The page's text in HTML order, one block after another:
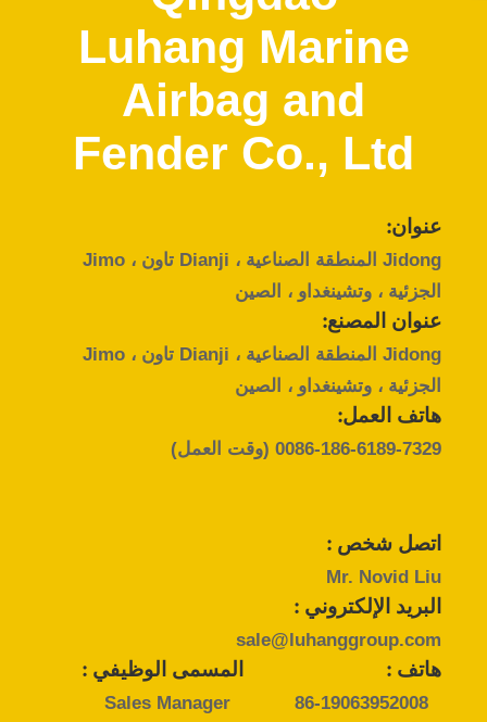
اقتباس
خريطة
الموقع
PRIVACY
POLICY
Luhang Marine
Airbag and
Fender Co., Ltd
عنوان:
Jidong المنطقة الصناعية ، Dianji تاون ، Jimo
الجزئية ، وتشينغداو ، الصين
عنوان المصنع:
Jidong المنطقة الصناعية ، Dianji تاون ، Jimo
الجزئية ، وتشينغداو ، الصين
هاتف العمل:
0086-186-6189-7329(وقت العمل)
اتصل شخص :
Mr. Novid Liu
البريد الإلكتروني :
sale@luhanggroup.com
المسمى الوظيفي :
Sales Manager
هاتف :
86-19063952008